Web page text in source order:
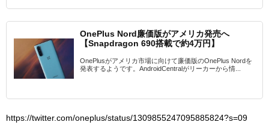
OnePlus Nord廉価版がアメリカ発売へ
【Snapdragon 690搭載で約4万円】
OnePlusがアメリカ市場に向けて廉価版のOnePlus Nordを
発表するようです。AndroidCentralがリーカーから情...
https://twitter.com/oneplus/status/1309855247095885824?s=09